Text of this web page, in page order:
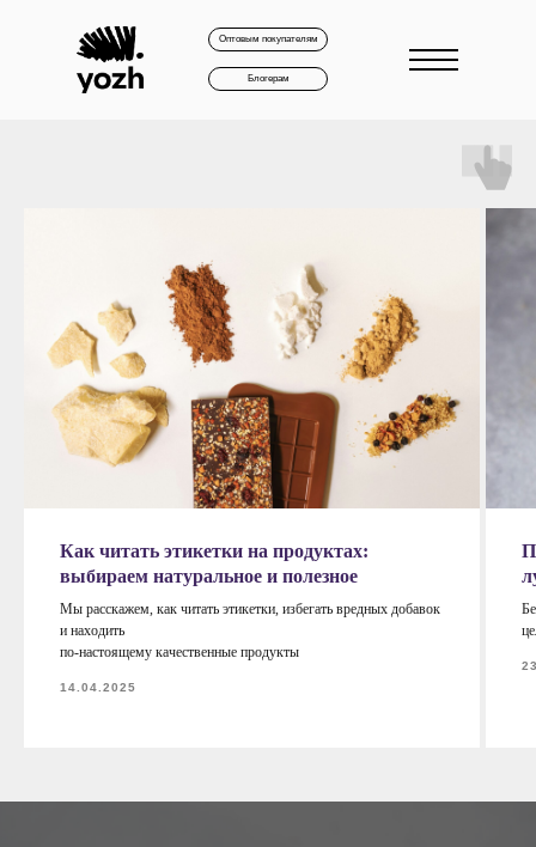
Оптовым покупателям
Блогерам
Как читать этикетки на продуктах:
выбираем натуральное и полезное
Мы расскажем, как читать этикетки, избегать вредных добавок
и находить
по-настоящему качественные продукты
14.04.2025